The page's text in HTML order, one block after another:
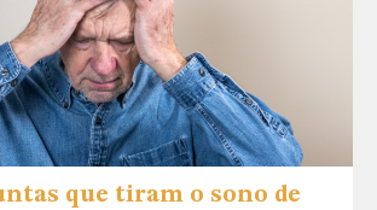
que tiram o sono de